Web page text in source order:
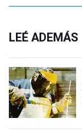
LEÉ ADEMÁS